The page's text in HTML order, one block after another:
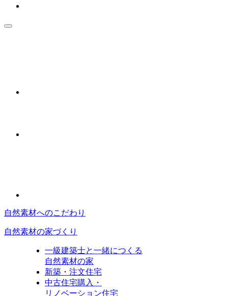
自然素材へのこだわり
自然素材の家づくり
一級建築士と一緒につくる
自然素材の家
新築・注文住宅
中古住宅購入・
リノベーション住宅